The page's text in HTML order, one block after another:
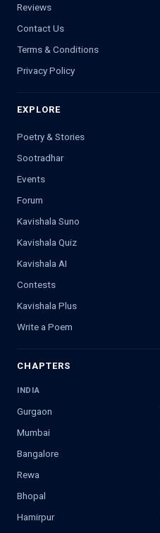
Reviews
Contact Us
Terms & Conditions
Privacy Policy
EXPLORE
Poetry & Stories
Sootradhar
Events
Forum
Kavishala Suno
Kavishala Quiz
Kavishala AI
Contests
Kavishala Plus
Write a Poem
CHAPTERS
INDIA
Gurgaon
Mumbai
Bangalore
Rewa
Bhopal
Hamirpur